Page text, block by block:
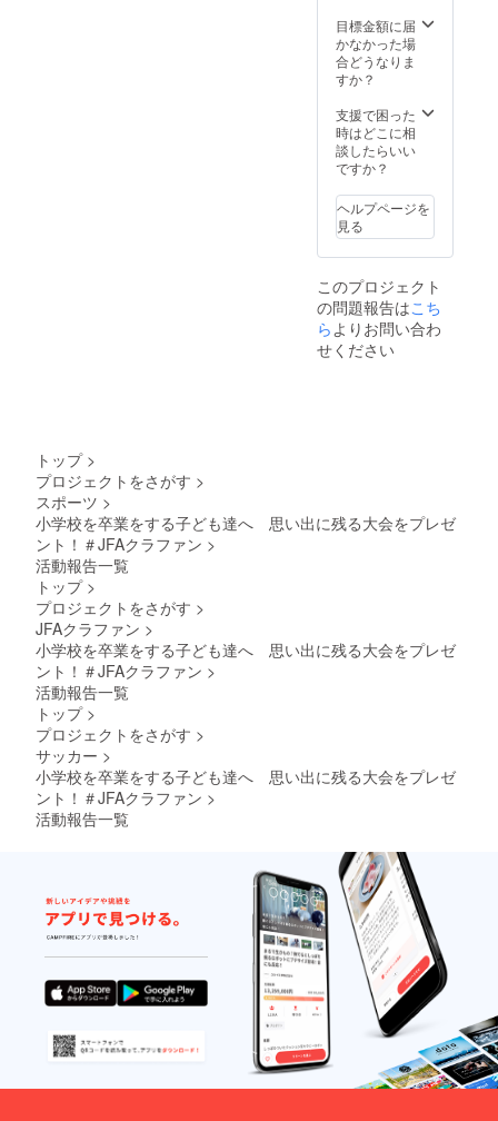
目標金額に届
かなかった場
合どうなりま
すか？
支援で困った
時はどこに相
談したらいい
ですか？
ヘルプページを
見る
このプロジェクト
の問題報告はこち
ら よりお問い合わ
せください
トップ >
プロジェクトをさがす >
スポーツ >
小学校を卒業をする子ども達へ 思い出に残る大会をプレゼ
ント！＃JFAクラファン >
活動報告一覧
トップ >
プロジェクトをさがす >
JFAクラファン >
小学校を卒業をする子ども達へ 思い出に残る大会をプレゼ
ント！＃JFAクラファン >
活動報告一覧
トップ >
プロジェクトをさがす >
サッカー >
小学校を卒業をする子ども達へ 思い出に残る大会をプレゼ
ント！＃JFAクラファン >
活動報告一覧